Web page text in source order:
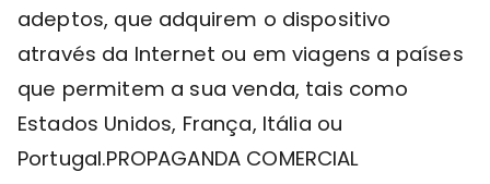
adeptos, que adquirem o dispositivo
através da Internet ou em viagens a países
que permitem a sua venda, tais como
Estados Unidos, França, Itália ou
Portugal.PROPAGANDA COMERCIAL